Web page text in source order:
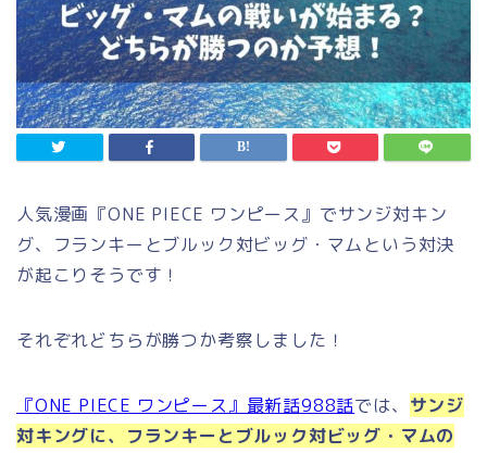
人気漫画『ONE PIECE ワンピース』でサンジ対キン
グ、フランキーとブルック対ビッグ・マムという対決
が起こりそうです！
それぞれどちらが勝つか考察しました！
『ONE PIECE ワンピース』最新話988話では、 サンジ
対キングに、フランキーとブルック対ビッグ・マムの